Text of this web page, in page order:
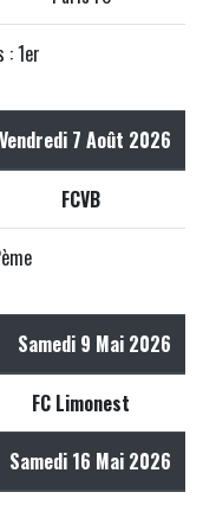
: 1er
Vendredi 7 Août 2026
FCVB
Samedi 9 Mai 2026
FC Limonest
Samedi 16 Mai 2026